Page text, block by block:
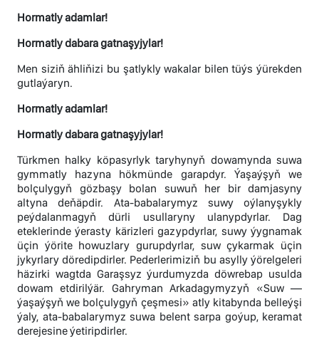
Hormatly adamlar!
Hormatly dabara gatnaşyjylar!
Men siziň ähliňizi bu şatlykly wakalar bilen tüýs ýürekden
gutlaýaryn.
Hormatly adamlar!
Hormatly dabara gatnaşyjylar!
Türkmen halky köpasyrlyk taryhynyň dowamynda suwa
gymmatly hazyna hökmünde garapdyr. Ýaşaýşyň we
bolçulygyň gözbaşy bolan suwuň her bir damjasyny
altyna deňäpdir. Ata-babalarymyz suwy oýlanyşykly
peýdalanmagyň dürli usullaryny ulanypdyrlar. Dag
eteklerinde ýerasty kärizleri gazypdyrlar, suwy ýygnamak
üçin ýörite howuzlary gurupdyrlar, suw çykarmak üçin
jykyrlary döredipdirler. Pederlerimiziň bu asylly ýörelgeleri
häzirki wagtda Garaşsyz ýurdumyzda döwrebap usulda
dowam etdirilýär. Gahryman Arkadagymyzyň «Suw —
ýaşaýşyň we bolçulygyň çeşmesi» atly kitabynda belleýşi
ýaly, ata-babalarymyz suwa belent sarpa goýup, keramat
derejesine ýetiripdirler.